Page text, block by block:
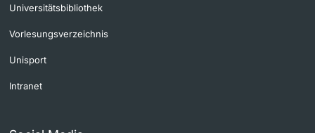
Universitätsbibliothek
Vorlesungsverzeichnis
Unisport
Intranet